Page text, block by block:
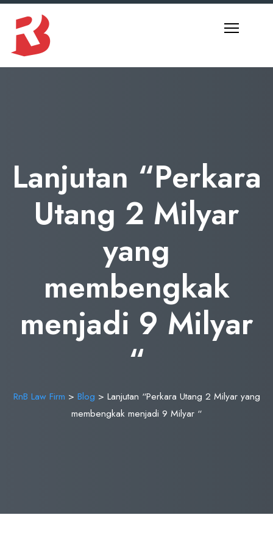
S
Lanjutan “Perkara
Utang 2 Milyar
yang
membengkak
menjadi 9 Milyar
“
RnB Law Firm > Blog > Lanjutan “Perkara Utang 2 Milyar yang
membengkak menjadi 9 Milyar “